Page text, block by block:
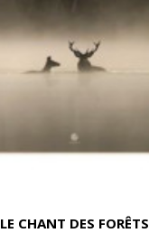
LE CHANT DES FORÊTS